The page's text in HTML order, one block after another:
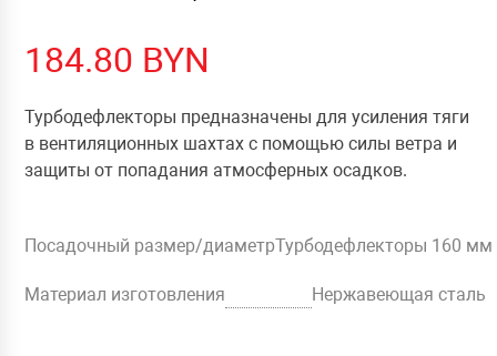
184.80 BYN
Турбодефлекторы предназначены для усиления тяги
в вентиляционных шахтах с помощью силы ветра и
защиты от попадания атмосферных осадков.
Посадочный размер/диаметрТурбодефлекторы 160 мм
Материал изготовления Нержавеющая сталь